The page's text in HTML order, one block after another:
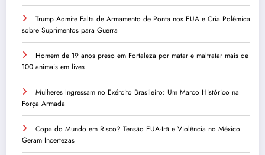
Trump Admite Falta de Armamento de Ponta nos EUA e Cria Polêmica
sobre Suprimentos para Guerra
Homem de 19 anos preso em Fortaleza por matar e maltratar mais de
100 animais em lives
Mulheres Ingressam no Exército Brasileiro: Um Marco Histórico na
Força Armada
Copa do Mundo em Risco? Tensão EUA-Irã e Violência no México
Geram Incertezas